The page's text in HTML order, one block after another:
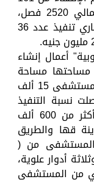
مدرسة على مستوى المحافظة ، بإجمالي 2520 فصل،
بتكلفة تصل إلى 931 مليون جنيه، وجاري تنفيذ عدد 36
أعمال إنشاء
مساحة
3000 م2 تقريباً بإجمالي مسطح عام للمستشفى 15 ألف
وقد وصلت نسبة التنفيذ
فيها إلى 70%، وتخدم المستشفى أكثر من 600 ألف
قها والطريق
المستشفى من (
أدوار علوية،
من المستشفى